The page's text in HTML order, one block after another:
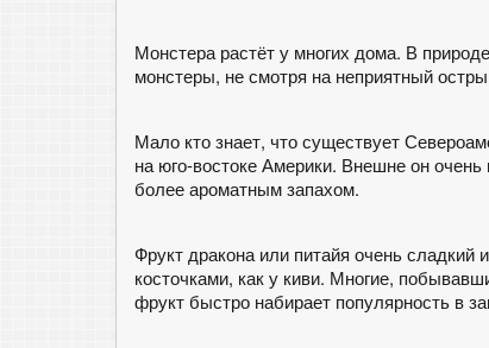
Монстера растёт у многих дома. В
монстеры, не смотря на неприятный
Мало кто знает, что существует
на юго-востоке Америки. Внешне он
более ароматным запахом.
Фрукт дракона или питайя очень
косточками, как у киви. Многие,
фрукт быстро набирает популярность в